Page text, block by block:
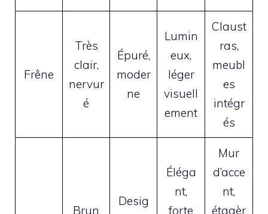
Frêne
Très
clair,
nervur
é
Épuré,
moder
ne
Lumin
eux,
léger
visuell
ement
Claust
ras,
meubl
es
intégr
és
Brun
Desig
Éléga
nt,
forte
Mur
d’acce
nt,
étagèr